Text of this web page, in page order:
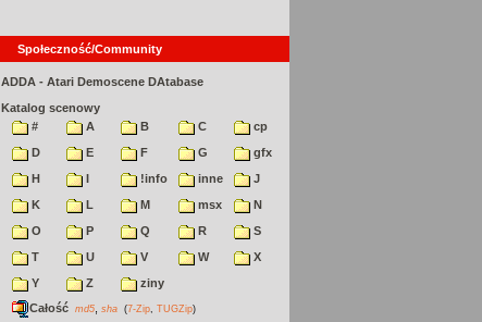
Społeczność/Community
ADDA - Atari Demoscene DAtabase
Katalog scenowy
#
A B C
cp
D
E F G
gfx
H
I !info inne
J
K
L M msx
N
O
P Q R
S
T
U V W
X
Y
Z
ziny
Całość md5 sha (7-Zip TUGZip)